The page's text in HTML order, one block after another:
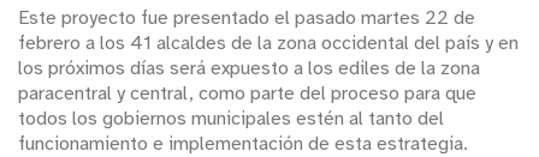
Este proyecto fue presentado el pasado martes 22 de
febrero a los 41 alcaldes de la zona occidental del país y en
los próximos días será expuesto a los ediles de la zona
paracentral y central, como parte del proceso para que
todos los gobiernos municipales estén al tanto del
funcionamiento e implementación de esta estrategia.